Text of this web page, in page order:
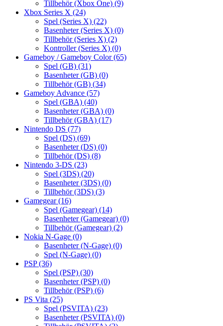
Tillbehör (Xbox One) (9)
Xbox Series X (24)
Spel (Series X) (22)
Basenheter (Series X) (0)
Tillbehör (Series X) (2)
Kontroller (Series X) (0)
Gameboy / Gameboy Color(65)
Spel (GB) (31)
Basenheter (GB) (0)
Tillbehör (GB) (34)
Gameboy Advance (57)
Spel (GBA) (40)
Basenheter (GBA) (0)
Tillbehör (GBA) (17)
Nintendo DS (77)
Spel (DS) (69)
Basenheter (DS) (0)
Tillbehör (DS) (8)
Nintendo 3-DS (23)
Spel (3DS) (20)
Basenheter (3DS) (0)
Tillbehör (3DS) (3)
Gamegear(16)
Spel (Gamegear) (14)
Basenheter (Gamegear) (0)
Tillbehör (Gamegear) (2)
Nokia N-Gage (0)
Basenheter (N-Gage) (0)
Spel (N-Gage) (0)
PSP(36)
Spel (PSP) (30)
Basenheter (PSP) (0)
Tillbehör (PSP) (6)
PS Vita (25)
Spel (PSVITA) (23)
Basenheter (PSVITA) (0)